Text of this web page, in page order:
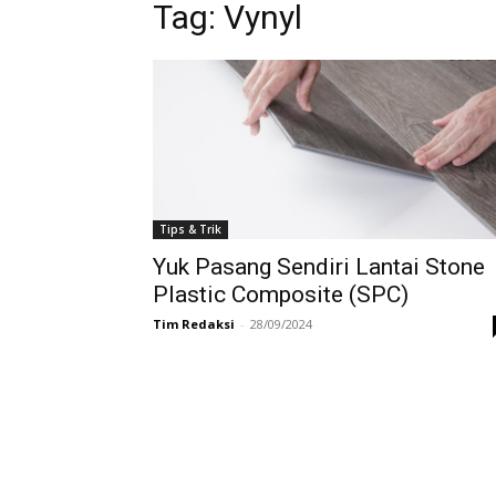
Tag: Vynyl
Tips & Trik
Yuk Pasang Sendiri Lantai Stone
Plastic Composite (SPC)
Tim Redaksi - 28/09/2024